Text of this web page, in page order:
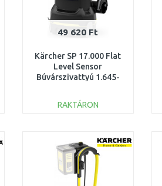
49 620 Ft
Kärcher SP 17.000 Flat
Level Sensor
Búvárszivattyú 1.645-
RAKTÁRON
Összehasonlítás